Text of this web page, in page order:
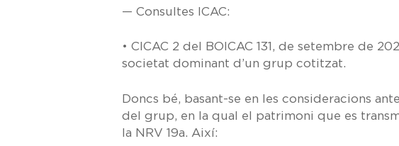
— Consultes ICAC:
•CICAC 2 del BOICAC 131, de setembre de
societat dominant d’un grup cotitzat.
Doncs bé, basant-se en les consideracions
del grup, en la qual el patrimoni que es
la NRV 19a. Així: